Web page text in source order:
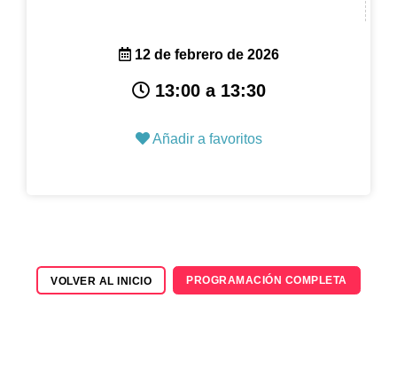
12 de febrero de 2026
13:00 a 13:30
Añadir a favoritos
VOLVER AL INICIO PROGRAMACIÓN COMPLETA